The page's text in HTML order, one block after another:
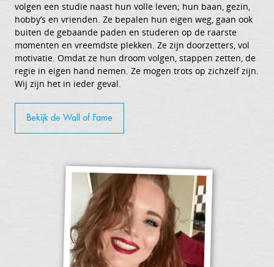
volgen een studie naast hun volle leven; hun baan, gezin,
hobby’s en vrienden. Ze bepalen hun eigen weg, gaan ook
buiten de gebaande paden en studeren op de raarste
momenten en vreemdste plekken. Ze zijn doorzetters, vol
motivatie. Omdat ze hun droom volgen, stappen zetten, de
regie in eigen hand nemen. Ze mogen trots op zichzelf zijn.
Wij zijn het in ieder geval.
Bekijk de Wall of Fame